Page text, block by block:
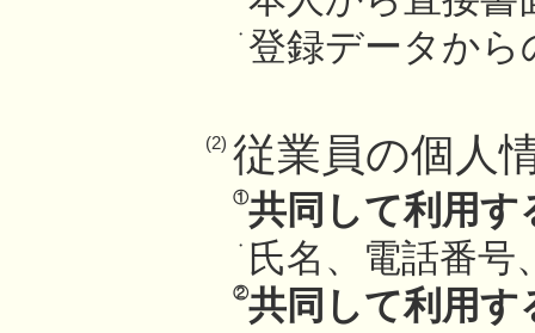
・ 登録データから
(2) 従業員の個人
①共同して利用す
・ 氏名、電話番
②共同して利用す